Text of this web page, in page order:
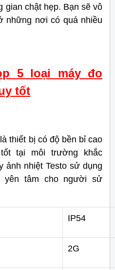
gian chật hẹp. Bạn sẽ vô
những nơi có quá nhiều
5 loại máy đo
tốt
thiết bị có độ bền bỉ cao
tại môi trường khắc
ảnh nhiệt Testo sử dụng
yên tâm cho người sử
IP54
2G